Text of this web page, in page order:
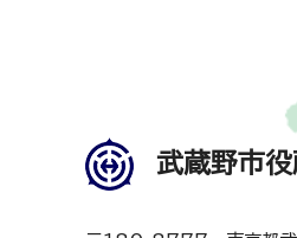
武蔵野市